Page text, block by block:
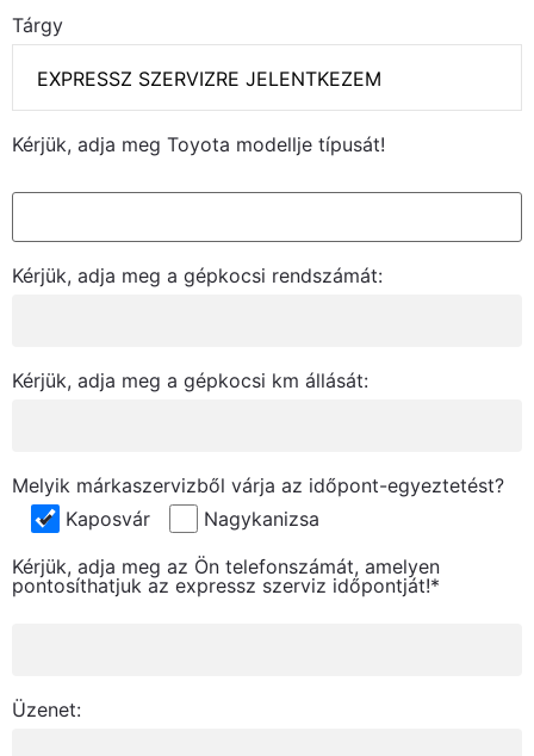
Tárgy
Kérjük, adja meg Toyota modellje típusát!
Kérjük, adja meg a gépkocsi rendszámát:
Kérjük, adja meg a gépkocsi km állását:
Melyik márkaszervizből várja az időpont-egyeztetést?
Kaposvár
Nagykanizsa
Kérjük, adja meg az Ön telefonszámát, amelyen
pontosíthatjuk az expressz szerviz időpontját!*
Üzenet: